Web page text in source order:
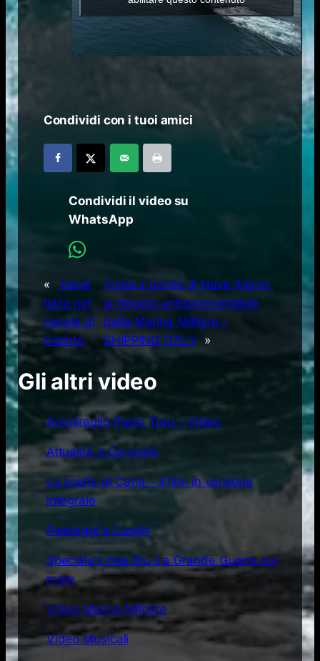
Condividi con i tuoi amici
Condividi il video su
WhatsApp
«
Nave
Italia nel
canale di
Corinto
Visita a bordo di Nave Alpino,
la fregata antisommergibile
della Marina Militare –
SHIPPING ITALY
»
Gli altri video
Ammiraglio Paolo Treu – Video
Attualità e Curiosità
La scelta di Catia – Il film in versione
integrale
Paesaggi e Luoghi
Speciale Linea Blu-La Grande Guerra sul
mare
Video Marina Militare
Video Musicali